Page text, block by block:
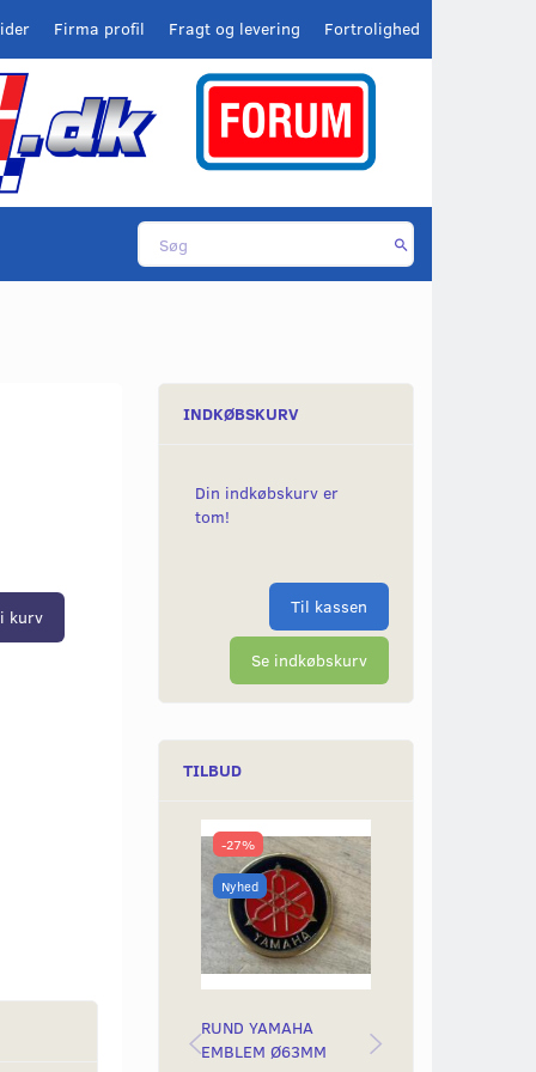
Fortrolighed
Fragt og levering
Firma profil
kurv
INDKØBSKURV
Din indkøbskurv er
tom!
Til kassen
Se indkøbskurv
TILBUD
-27%
Nyhed
RUND YAMAHA
EMBLEM Ø63MM